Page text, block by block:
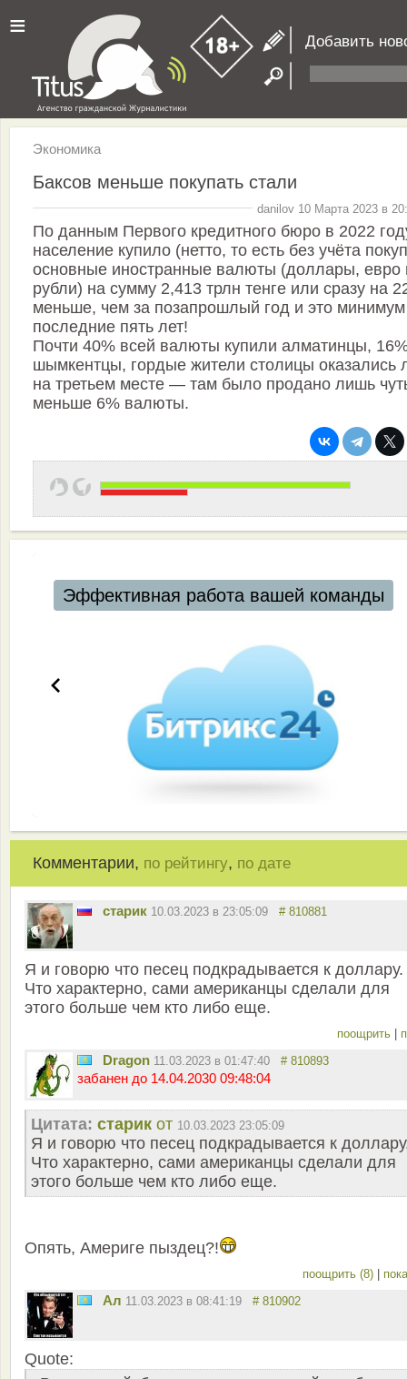
≡ Добавить
Экономика
Баксов меньше покупать стали
danilov 10 Марта 2023 в
По данным Первого кредитного бюро в 2022
население купило (нетто, то есть без учёта
основные иностранные валюты (доллары, евро
рубли) на сумму 2,413 трлн тенге или сразу на
меньше, чем за позапрошлый год и это минимум
последние пять лет!
Почти 40% всей валюты купили алматинцы,
шымкентцы, гордые жители столицы оказались
на третьем месте — там было продано лишь
меньше 6% валюты.
Автоматизация ресторанов и кафе
Комментарии, по рейтингу, по дате
старик 10.03.2023 в 23:05:09 # 810881
Я и говорю что песец подкрадывается к доллару.
Что характерно, сами американцы сделали для
этого больше чем кто либо еще.
поощрить
Dragon 11.03.2023 в 01:47:40 # 810893
забанен до 14.04.2030 09:48:04
Цитата: старик от 10.03.2023 23:05:09
Я и говорю что песец подкрадывается к
Что характерно, сами американцы сделали для
этого больше чем кто либо еще.
Опять, Америге пыздец?!
поощрить (8)
Ал 11.03.2023 в 08:41:19 # 810902
Quote: